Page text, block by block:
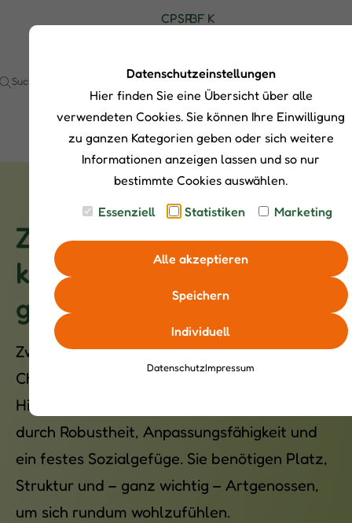
C
S
I
P
d
u
k
t
S
s
u
c
e
R
e
b
e
BF K
t
a
k
t
Zwerg­rinder - Klein,
kompakt – und mit
großem Sozialverhalten
Zwergrinder sind echte Herdentiere mit viel
Charakter. Ob Dahomey, Dexter oder Mini-
Highland: Diese kleinen Rassen beeindrucken
durch Robustheit, Anpassungsfähigkeit und
ein festes Sozialgefüge. Sie benötigen Platz,
Struktur und – ganz wichtig – Artgenossen,
um sich rundum wohlzufühlen.
Datenschutzeinstellungen
Hier finden Sie eine Übersicht über alle
verwendeten Cookies. Sie können Ihre Einwilligung
zu ganzen Kategorien geben oder sich weitere
Informationen anzeigen lassen und so nur
bestimmte Cookies auswählen.
Essenziell
Statistiken Marketing
Alle akzeptieren
Speichern
Individuell
DatenschutzImpressum